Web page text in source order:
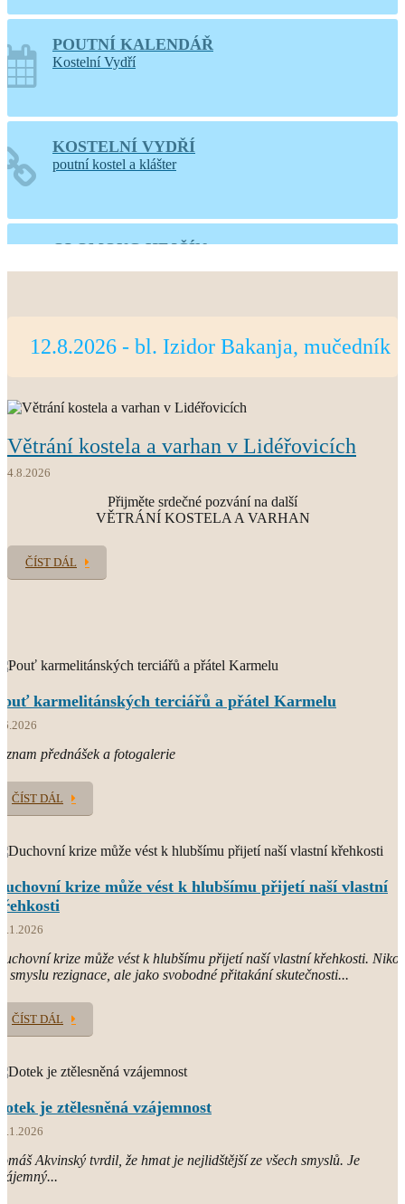
POUTNÍ KALENDÁŘ
Kostelní Vydří
KOSTELNÍ VYDŘÍ
poutní kostel a klášter
OLOMOUC-HEJČÍN
PRAHA-LIBOC
O.CARM.
12.8.2026 - bl. Izidor Bakanja, mučedník
Větrání kostela a varhan v Lidéřovicích
4.8.2026
Přijměte srdečné pozvání na další
VĚTRÁNÍ KOSTELA A VARHAN
ČÍST DÁL
karmelitánských terciářů a přátel Karmelu
přednášek a fotogalerie
ČÍST DÁL
krize může vést k hlubšímu přijetí naší vlastní
krize může vést k hlubšímu přijetí naší vlastní křehkosti.
smyslu rezignace, ale jako svobodné přitakání skutečnosti...
ČÍST DÁL
je ztělesněná vzájemnost
Akvinský tvrdil, že hmat je nejlidštější ze všech smyslů. Je